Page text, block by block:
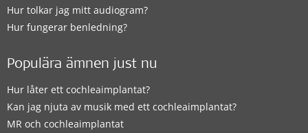
Hur tolkar jag mitt audiogram?
Hur fungerar benledning?
Populära ämnen just nu
Hur låter ett cochleaimplantat?
Kan jag njuta av musik med ett cochleaimplantat?
MR och cochleaimplantat